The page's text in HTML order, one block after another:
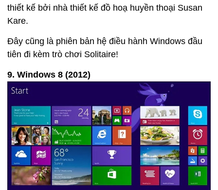
thiết kế bởi nhà thiết kế đồ hoạ huyền thoại Susan
Kare.
Đây cũng là phiên bản hệ điều hành Windows đầu
tiên đi kèm trò chơi Solitaire!
9. Windows 8 (2012)